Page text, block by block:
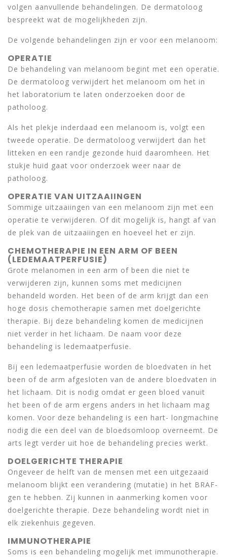
volgen aanvullende behandelingen. De dermatoloog
bespreekt wat de mogelijkheden zijn.
De volgende behandelingen zijn er voor een melanoom:
OPERATIE
De behandeling van melanoom begint met een operatie.
De dermatoloog verwijdert het melanoom om het in
het laboratorium te laten onderzoeken door de
patholoog.
Als het plekje inderdaad een melanoom is, volgt een
tweede operatie. De dermatoloog verwijdert dan het
litteken en een randje gezonde huid daaromheen. Het
stukje huid gaat voor onderzoek weer naar de
patholoog.
OPERATIE VAN UITZAAIINGEN
Sommige uitzaaiingen van een melanoom zijn met een
operatie te verwijderen. Of dit mogelijk is, hangt af van
de plek van de uitzaaiingen en hoeveel het er zijn.
CHEMOTHERAPIE IN EEN ARM OF BEEN
(LEDEMAATPERFUSIE)
Grote melanomen in een arm of been die niet te
verwijderen zijn, kunnen soms met medicijnen
behandeld worden. Het been of de arm krijgt dan een
hoge dosis chemotherapie samen met doelgerichte
therapie. Bij deze behandeling komen de medicijnen
niet verder in het lichaam. De naam voor deze
behandeling is ledemaatperfusie.
Bij een ledemaatperfusie worden de bloedvaten in het
been of de arm afgesloten van de andere bloedvaten in
het lichaam. Dit is nodig omdat er geen bloed vanuit
het been of de arm ergens anders in het lichaam mag
komen. Voor deze behandeling is een hart- longmachine
nodig die een deel van de bloedsomloop overneemt. De
arts legt verder uit hoe de behandeling precies werkt.
DOELGERICHTE THERAPIE
Ongeveer de helft van de mensen met een uitgezaaid
melanoom blijkt een verandering (mutatie) in het BRAF-
gen te hebben. Zij kunnen in aanmerking komen voor
doelgerichte therapie. Deze behandeling wordt niet in
elk ziekenhuis gegeven.
IMMUNOTHERAPIE
Soms is een behandeling mogelijk met immunotherapie.